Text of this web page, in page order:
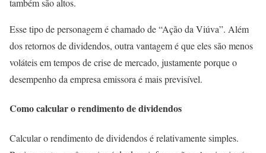
também são altos.
Esse tipo de personagem é chamado de “Ação da Viúva”. Além
dos retornos de dividendos, outra vantagem é que eles são menos
voláteis em tempos de crise de mercado, justamente porque o
desempenho da empresa emissora é mais previsível.
Como calcular o rendimento de dividendos
Calcular o rendimento de dividendos é relativamente simples.